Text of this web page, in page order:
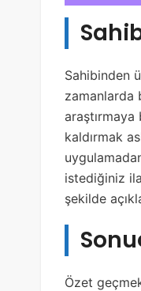
Sahibinden
zamanlarda
araştırmaya
kaldırmak
istediğiniz
şekilde
Özet